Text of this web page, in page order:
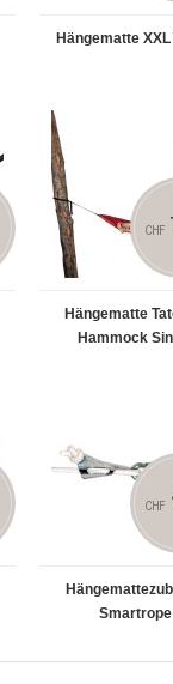
Hängematte
Hängematte
Hammock
CHF
Smartrope
CHF